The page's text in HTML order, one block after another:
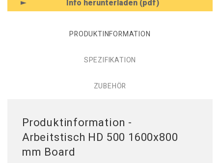
Info herunterladen (pdf)
PRODUKTINFORMATION
SPEZIFIKATION
ZUBEHÖR
Produktinformation -
Arbeitstisch HD 500 1600x800
mm Board